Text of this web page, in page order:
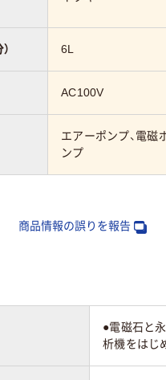
6L
AC100V
エアーポンプ、電磁
ンプ
商品情報の誤りを報告
●電磁石と
析機をはじ